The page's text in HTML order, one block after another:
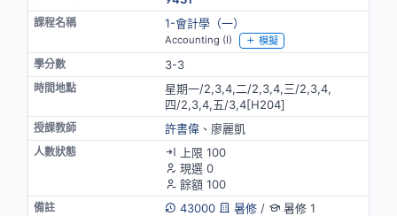
1-會計學（一）
Accounting (I) 模擬
3-3
星期一/2,3,4,二/2,3,4,三/2,3,4,
四/2,3,4,五/3,4[H204]
許書偉、廖麗凱
上限 100
現選 0
餘額 100
43000
暑修/ 暑修 1